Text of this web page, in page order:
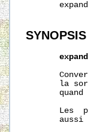
SYNOPSIS
expand
la
quand
Les
aussi